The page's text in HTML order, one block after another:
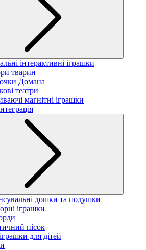
інтерактивні іграшки
тварин
Домана
театри
магнітні іграшки
дошки та подушки
іграшки
пісок
для дітей